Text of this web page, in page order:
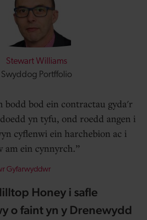
Stewart Williams
Swyddog Portffolio
bodd bod ein contractau gyda'r
yn tyfu, ond roedd angen i
cyflenwi ein harchebion ac i
am ein cynnyrch.
Gyfarwyddwr
Honey i safle
o faint yn y Drenewydd